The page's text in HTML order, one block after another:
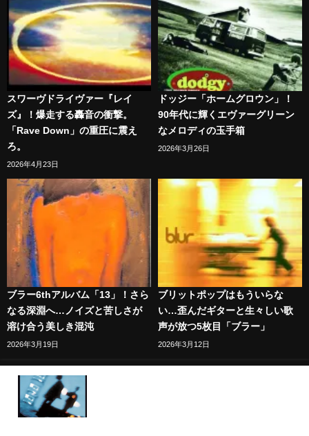
スワーヴドライヴァー『レイ
ズ』！爆走する轟音の衝撃。
「Rave Down」の重圧に震え
ろ。
2026年4月23日
ドッジー「ホームグロウン」！
90年代に輝くエヴァーグリーン
なメロディの玉手箱
2026年3月26日
ブラー6thアルバム「13」！さら
なる深淵へ…ノイズと苦しさが
溶け合う美しき混沌
2026年3月19日
ブリットポップはもういらな
い…歪んだギターと生々しい歌
声が放つ5枚目「ブラー」
2026年3月12日